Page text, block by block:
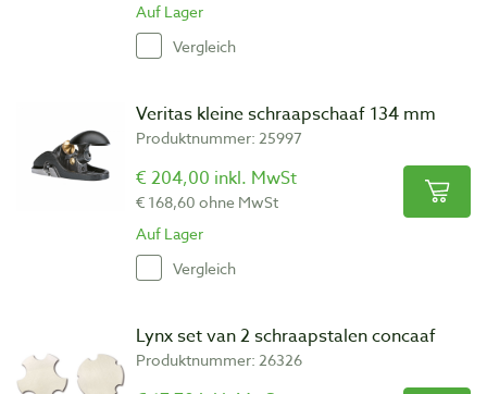
Auf Lager
Vergleich
Veritas kleine schraapschaaf 134 mm
Produktnummer: 25997
€ 204,00 inkl. MwSt
€ 168,60 ohne MwSt
Auf Lager
Vergleich
Lynx set van 2 schraapstalen concaaf
Produktnummer: 26326